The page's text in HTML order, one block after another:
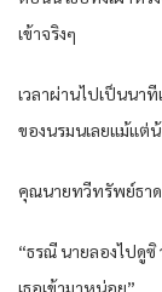
เข้าจริงๆ
เวลาผ่านไปเป็นนา
ของนรมนเลยแม้แต่
คุณนายทวีทรัพย์ธาด
“ธรณี นายลองไปดูซิ
เธอเข้ามาหน่อย”